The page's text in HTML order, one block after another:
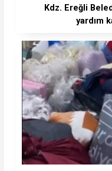
Kdz. Ereğli
yardım